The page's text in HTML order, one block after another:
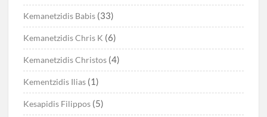
Kemanetzidis Babis (33)
Kemanetzidis Chris K (6)
Kemanetzidis Christos (4)
Kementzidis Ilias (1)
Kesapidis Filippos (5)